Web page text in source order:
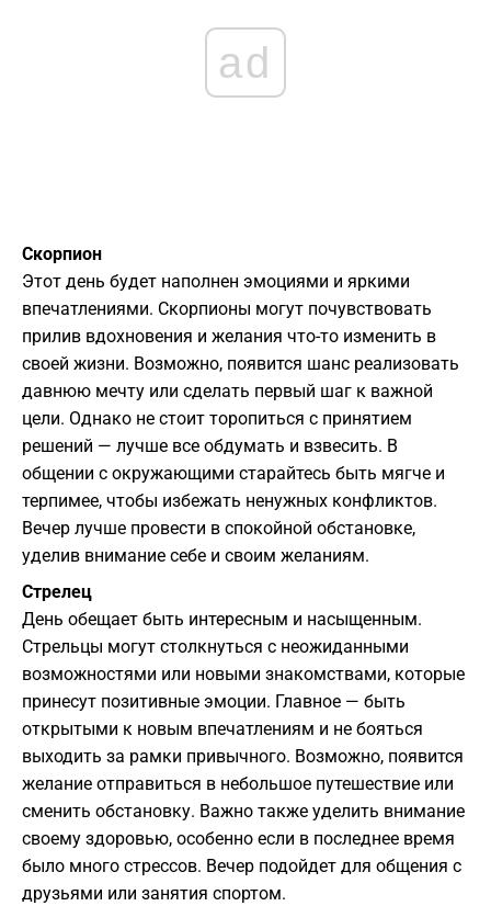
ad
Скорпион
Этот день будет наполнен эмоциями и яркими
впечатлениями. Скорпионы могут почувствовать
прилив вдохновения и желания что-то изменить в
своей жизни. Возможно, появится шанс реализовать
давнюю мечту или сделать первый шаг к важной
цели. Однако не стоит торопиться с принятием
решений — лучше все обдумать и взвесить. В
общении с окружающими старайтесь быть мягче и
терпимее, чтобы избежать ненужных конфликтов.
Вечер лучше провести в спокойной обстановке,
уделив внимание себе и своим желаниям.
Стрелец
День обещает быть интересным и насыщенным.
Стрельцы могут столкнуться с неожиданными
возможностями или новыми знакомствами, которые
принесут позитивные эмоции. Главное — быть
открытыми к новым впечатлениям и не бояться
выходить за рамки привычного. Возможно, появится
желание отправиться в небольшое путешествие или
сменить обстановку. Важно также уделить внимание
своему здоровью, особенно если в последнее время
было много стрессов. Вечер подойдет для общения с
друзьями или занятия спортом.